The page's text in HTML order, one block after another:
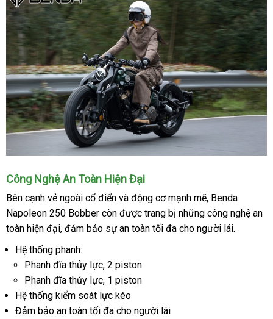
Công Nghệ An Toàn Hiện Đại
Bên cạnh vẻ ngoài cổ điển và động cơ mạnh mẽ, Benda
Napoleon 250 Bobber còn được trang bị những công nghệ an
toàn hiện đại, đảm bảo sự an toàn tối đa cho người lái.
Hệ thống phanh:
Phanh đĩa thủy lực, 2 piston
Phanh đĩa thủy lực, 1 piston
Hệ thống kiểm soát lực kéo
Đảm bảo an toàn tối đa cho người lái